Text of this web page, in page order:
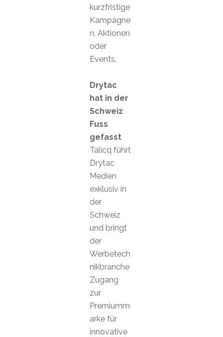
kurzfristige
Kampagne
n, Aktionen
oder
Events.
Drytac
hat in der
Schweiz
Fuss
gefasst
Talicq führt
Drytac
Medien
exklusiv in
der
Schweiz
und bringt
der
Werbetech
nikbranche
Zugang
zur
Premiumm
arke für
innovative